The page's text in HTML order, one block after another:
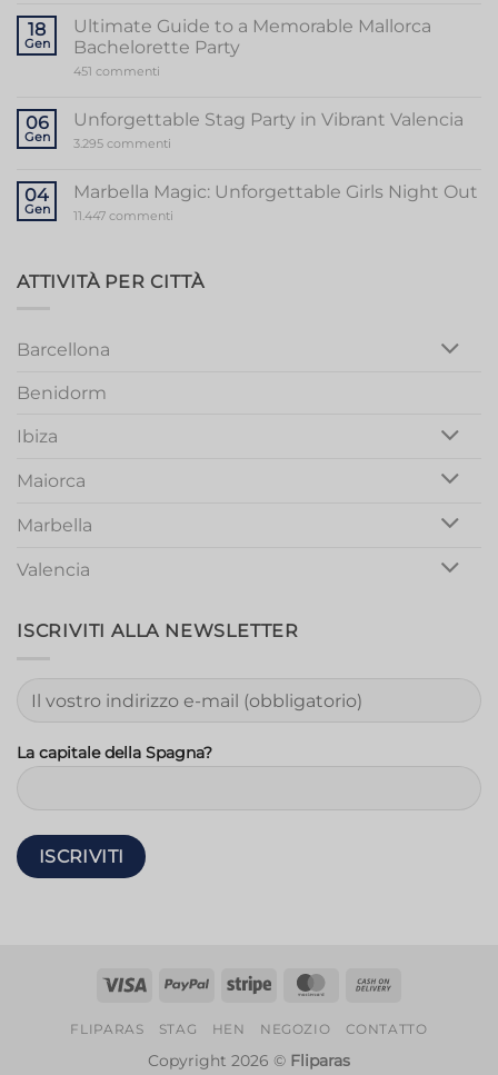
Sensational
World
of
18
Gen
Ultimate Guide to a Memorable Mallorca
Bachelorette Party
451 commenti
to
a
Memorable
Party
06
Gen
Unforgettable Stag Party in Vibrant Valencia
3.295 commenti
Party
in
Vibrant
04
Gen
Marbella Magic: Unforgettable Girls Night Out
11.447 commenti
Girls
Night
ATTIVITÀ PER CITTÀ
Barcellona
Benidorm
Ibiza
Maiorca
Marbella
Valencia
ISCRIVITI ALLA NEWSLETTER
La capitale della Spagna?
Visto PayPal Striscia MasterCard
consegna
FLIPARAS STAG HEN NEGOZIO CONTATTO
Copyright 2026 © Fliparas